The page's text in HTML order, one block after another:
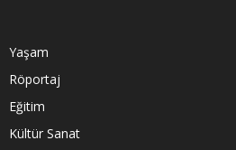
Yaşam
Röportaj
Eğitim
Kültür Sanat